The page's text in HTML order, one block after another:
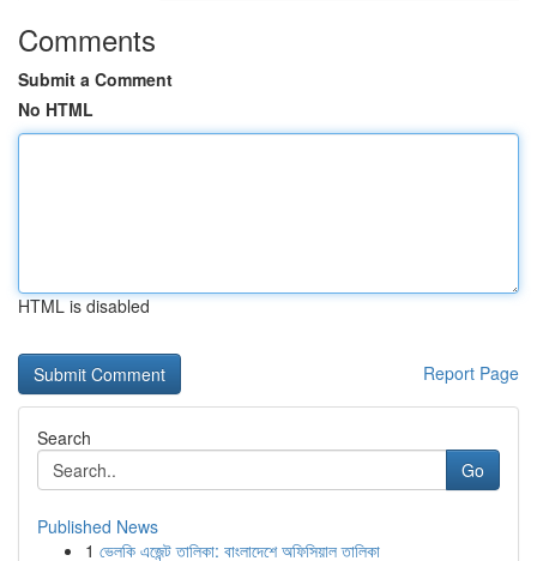
Comments
Submit a Comment
No HTML
HTML is disabled
Report Page
Search
Go
Published News
1 ভেলকি এজেন্ট তালিকা: বাংলাদেশে অফিসিয়াল তালিকা